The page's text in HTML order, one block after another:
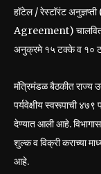
हॉटेल / रेस्टॉरंट
Agreement) चालविता
अनुक्रमे १५ टक्के व १०
मंत्रिमंडळ बैठकीत राज्य
पर्यवेक्षीय स्वरूपाची
देण्यात आली आहे.
शुल्क व विक्री कराच्या
आहे.